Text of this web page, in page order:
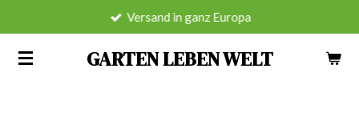
springen
GARTEN LEBEN WELT
Versand in ganz Europa